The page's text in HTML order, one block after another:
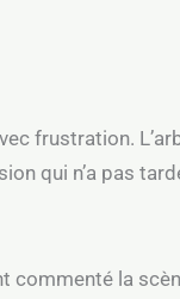
frustration.
qui n’a pas
commenté la